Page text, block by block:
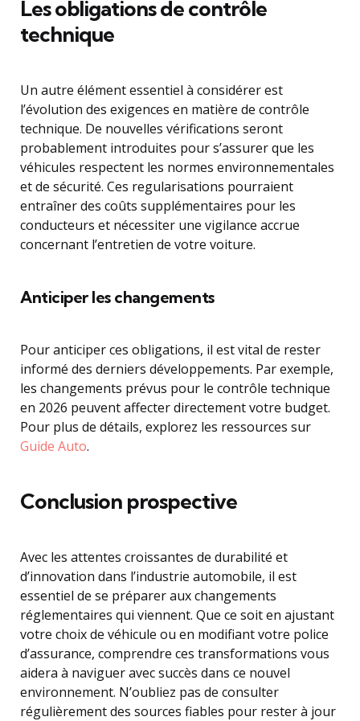
Les obligations de contrôle
technique
Un autre élément essentiel à considérer est
l’évolution des exigences en matière de contrôle
technique. De nouvelles vérifications seront
probablement introduites pour s’assurer que les
véhicules respectent les normes environnementales
et de sécurité. Ces regularisations pourraient
entraîner des coûts supplémentaires pour les
conducteurs et nécessiter une vigilance accrue
concernant l’entretien de votre voiture.
Anticiper les changements
Pour anticiper ces obligations, il est vital de rester
informé des derniers développements. Par exemple,
les changements prévus pour le contrôle technique
en 2026 peuvent affecter directement votre budget.
Pour plus de détails, explorez les ressources sur
Guide Auto.
Conclusion prospective
Avec les attentes croissantes de durabilité et
d’innovation dans l’industrie automobile, il est
essentiel de se préparer aux changements
réglementaires qui viennent. Que ce soit en ajustant
votre choix de véhicule ou en modifiant votre police
d’assurance, comprendre ces transformations vous
aidera à naviguer avec succès dans ce nouvel
environnement. N’oubliez pas de consulter
régulièrement des sources fiables pour rester à jour